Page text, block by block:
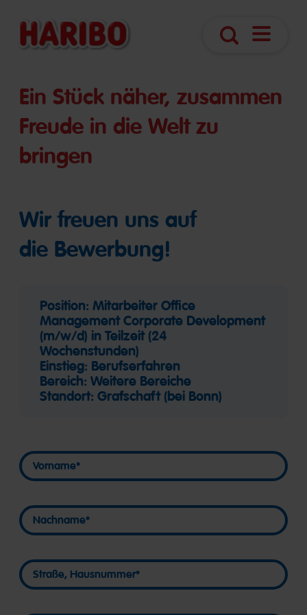
Ein Stück näher, zusammen
Freude in die Welt zu
bringen
Wir freuen uns auf
die Bewerbung!
Position: Mitarbeiter Office
Management Corporate Development
(m/w/d) in Teilzeit (24
Wochenstunden)
Einstieg: Berufserfahren
Bereich: Weitere Bereiche
Standort: Grafschaft (bei Bonn)
Vorname
Vorname
Nachname
Nachname
Straße, Hausnummer
Straße, Hausnummer